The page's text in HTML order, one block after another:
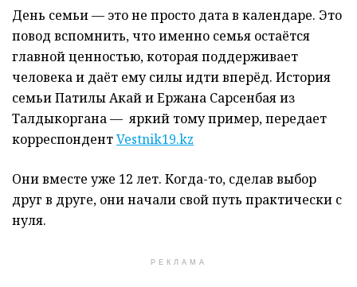
День семьи — это не просто дата в календаре. Это
повод вспомнить, что именно семья остаётся
главной ценностью, которая поддерживает
человека и даёт ему силы идти вперёд. История
семьи Патилы Акай и Ержана Сарсенбая из
Талдыкоргана — яркий тому пример, передает
корреспондентVestnik19.kz
Они вместе уже 12 лет. Когда-то, сделав выбор
друг в друге, они начали свой путь практически с
нуля.
РЕКЛАМА